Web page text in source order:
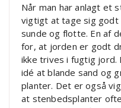
Når man har anlagt et
vigtigt at tage sig godt
sunde og flotte. En af
for, at jorden er godt
ikke trives i fugtig
idé at blande sand og
planter. Det er også
at stenbedsplanter